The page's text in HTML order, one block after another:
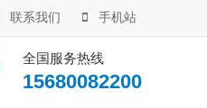
联系我们 手机站
全国服务热线
15680082200